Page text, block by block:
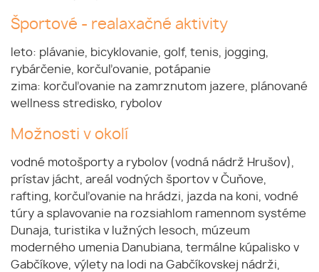
Športové - realaxačné aktivity
leto: plávanie, bicyklovanie, golf, tenis, jogging,
rybárčenie, korčuľovanie, potápanie
zima: korčuľovanie na zamrznutom jazere, plánované
wellness stredisko, rybolov
Možnosti v okolí
vodné motošporty a rybolov (vodná nádrž Hrušov),
prístav jácht, areál vodných športov v Čuňove,
rafting, korčuľovanie na hrádzi, jazda na koni, vodné
túry a splavovanie na rozsiahlom ramennom systéme
Dunaja, turistika v lužných lesoch, múzeum
moderného umenia Danubiana, termálne kúpalisko v
Gabčíkove, výlety na lodi na Gabčíkovskej nádrži,